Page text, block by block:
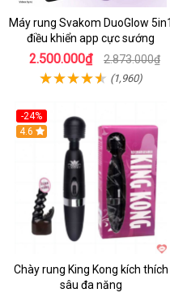
Máy rung Svakom DuoGlow 5in1
điều khiển app cực sướng
2.500.000₫ 2.873.000₫
(1,960)
-24%
4.6
Chày rung King Kong kích thích
sâu đa năng